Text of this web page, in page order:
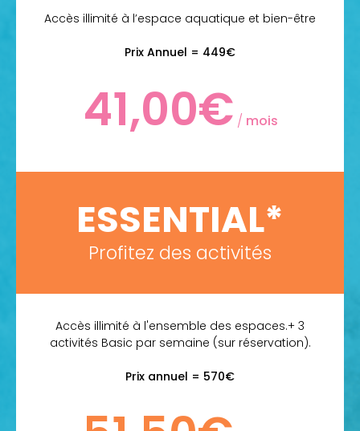
Accès illimité à l’espace aquatique et bien-être
Prix Annuel = 449€
41,00€ / mois
ESSENTIAL*
Profitez des activités
Accès illimité à l'ensemble des espaces.+ 3
activités Basic par semaine (sur réservation).
Prix annuel = 570€